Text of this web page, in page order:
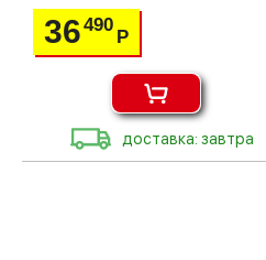
36490
Р
доставка: завтра